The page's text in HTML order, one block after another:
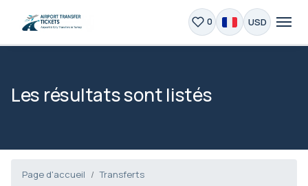
0 USD
Les résultats sont listés
Page d'accueil Transferts